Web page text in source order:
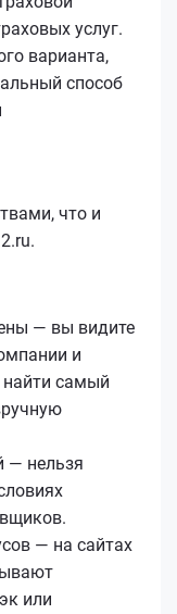
услуг.
варианта,
способ
что и
— вы видите
и
найти самый
— нельзя
— на сайтах
или